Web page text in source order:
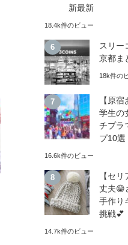
新最新
18.4k件のビュー
スリ
京都ま
18k件の
【原
学生の
チプラ
プ10選
16.6k件のビュー
【セ
丈夫😁
手作り
挑戦💕
14.7k件のビュー